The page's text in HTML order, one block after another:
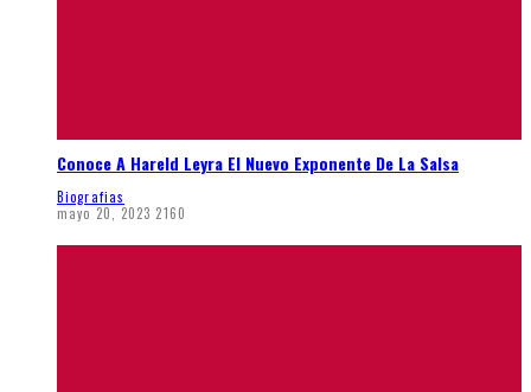
Conoce A Hareld Leyra El Nuevo Exponente De La Salsa
Biografias
mayo 20, 2023 2160